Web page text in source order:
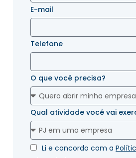
E-mail
Telefone
O que você precisa?
Qual atividade você vai
Li e concordo com a